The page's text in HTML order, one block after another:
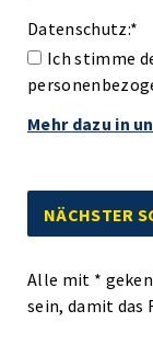
Datenschutz:*
Ich stimme
Mehr dazu in
Alle mit *
sein, damit das